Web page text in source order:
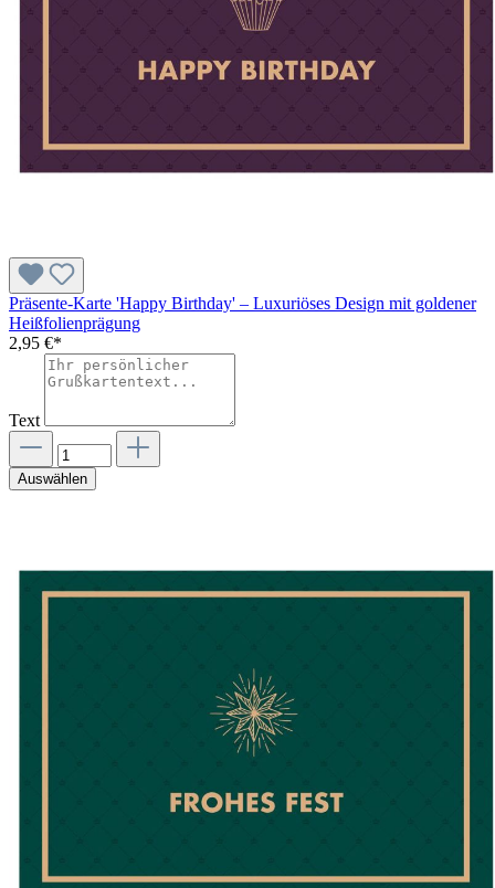
Präsente-Karte 'Happy Birthday' – Luxuriöses Design mit goldener
Heißfolienprägung
2,95 €*
Text
Auswählen